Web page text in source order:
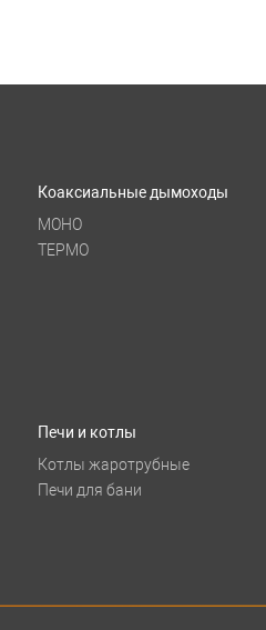
Коаксиальные дымоходы
МОНО
ТЕРМО
Печи и котлы
Котлы жаротрубные
Печи для бани